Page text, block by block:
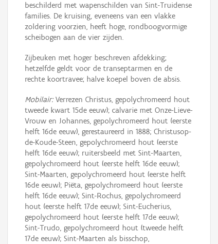
beschilderd met wapenschilden van Sint-Truidense
families. De kruising, eveneens van een vlakke
zoldering voorzien, heeft hoge, rondboogvormige
scheibogen aan de vier zijden.
Zijbeuken met hoger beschreven afdekking;
hetzelfde geldt voor de transeptarmen en de
rechte koortravee; halve koepel boven de absis.
Mobilair:Verrezen Christus, gepolychromeerd hout
tweede kwart 15de eeuw); calvarie met Onze-Lieve-
Vrouw en Johannes, gepolychromeerd hout (eerste
helft 16de eeuw), gerestaureerd in 1888; Christusop-
de-Koude-Steen, gepolychromeerd hout (eerste
helft 16de eeuw); ruitersbeeld met Sint-Maarten,
gepolychromeerd hout (eerste helft 16de eeuw);
Sint-Maarten, gepolychromeerd hout (eerste helft
16de eeuw); Piëta, gepolychromeerd hout (eerste
helft 16de eeuw); Sint-Rochus, gepolychromeerd
hout (eerste helft 17de eeuw); Sint-Eucherius,
gepolychromeerd hout (eerste helft 17de eeuw);
Sint-Trudo, gepolychromeerd hout (tweede helft
17de eeuw); Sint-Maarten als bisschop,